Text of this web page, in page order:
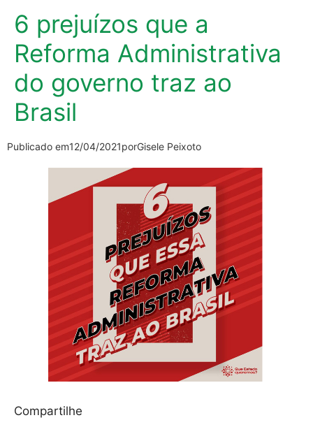
6 prejuízos que a
Reforma Administrativa
do governo traz ao
Brasil
Publicado em12/04/2021porGisele Peixoto
Compartilhe